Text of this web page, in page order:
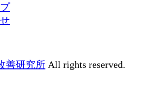
善研究所 All rights reserved.